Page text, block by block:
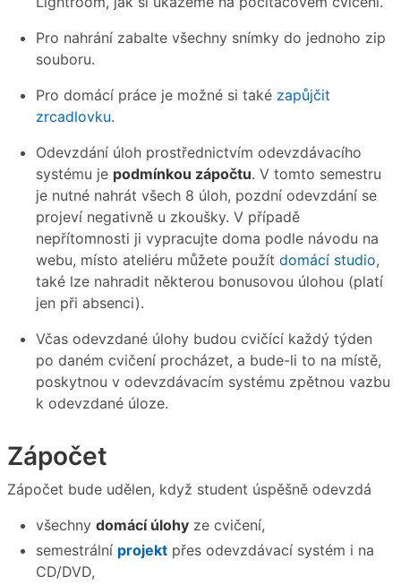
Pro nahrání zabalte všechny snímky do jednoho zip
souboru.
Pro domácí práce je možné si také zapůjčit
zrcadlovku.
Odevzdání úloh prostřednictvím odevzdávacího
systému je podmínkou zápočtu. V tomto semestru
je nutné nahrát všech 8 úloh, pozdní odevzdání se
projeví negativně u zkoušky. V případě
nepřítomnosti ji vypracujte doma podle návodu na
webu, místo ateliéru můžete použít domácí studio,
také lze nahradit některou bonusovou úlohou (platí
jen při absenci).
Včas odevzdané úlohy budou cvičící každý týden
po daném cvičení procházet, a bude-li to na místě,
poskytnou v odevzdávacím systému zpětnou vazbu
k odevzdané úloze.
Zápočet
Zápočet bude udělen, když student úspěšně odevzdá
všechny domácí úlohy ze cvičení,
semestrální projekt přes odevzdávací systém i na
CD/DVD,